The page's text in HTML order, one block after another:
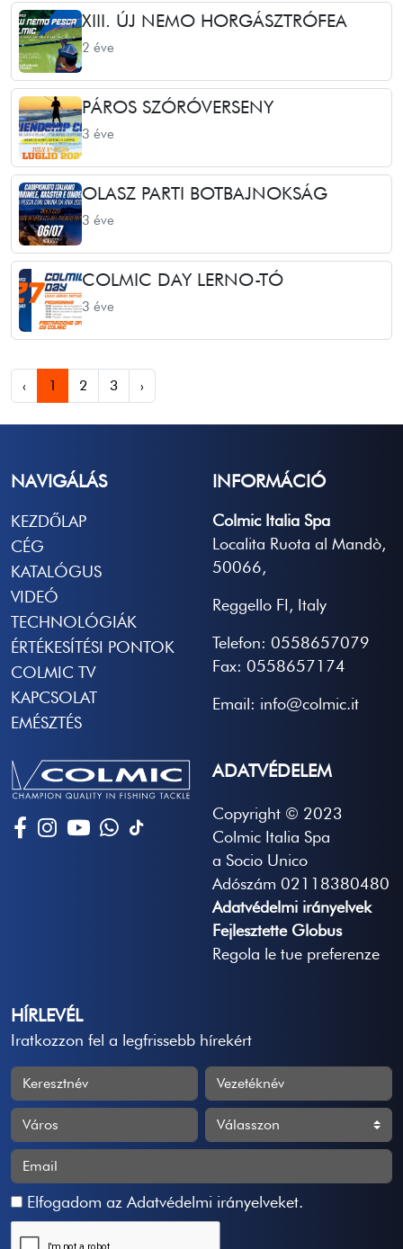
XIII. ÚJ NEMO HORGÁSZTRÓFEA
2 éve
PÁROS SZÓRÓVERSENY
3 éve
OLASZ PARTI BOTBAJNOKSÁG
3 éve
COLMIC DAY LERNO-TÓ
3 éve
‹ 1 2 3 ›
NAVIGÁLÁS
KEZDŐLAP
CÉG
KATALÓGUS
VIDEÓ
TECHNOLÓGIÁK
ÉRTÉKESÍTÉSI PONTOK
COLMIC TV
KAPCSOLAT
EMÉSZTÉS
INFORMÁCIÓ
Colmic Italia Spa
Localita Ruota al Mandò,
50066,
Reggello FI, Italy
Telefon: 0558657079
Fax: 0558657174
Email: info@colmic.it
ADATVÉDELEM
Copyright © 2023
Colmic Italia Spa
a Socio Unico
Adószám 02118380480
Adatvédelmi irányelvek
Fejlesztette Globus
Regola le tue preferenze
HÍRLEVÉL
Iratkozzon fel a legfrissebb hírekért
Elfogadom az Adatvédelmi irányelveket.